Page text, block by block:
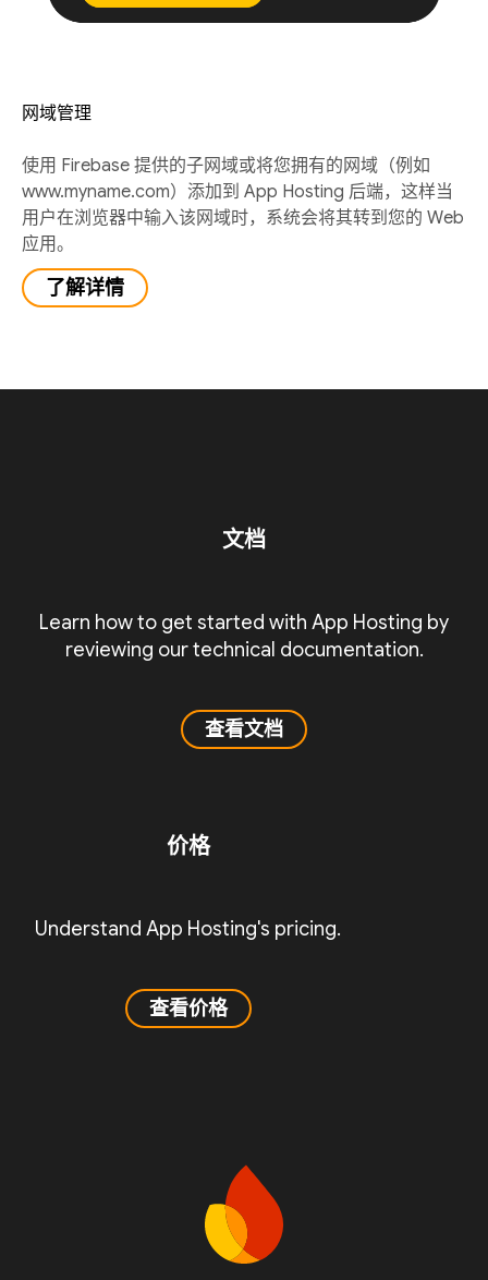
网域管理
使用 Firebase 提供的子网域或将您拥有的网域（例如
www.myname.com）添加到 App Hosting 后端，这样当
用户在浏览器中输入该网域时，系统会将其转到您的 Web
应用。
了解详情
文档
Learn how to get started with App Hosting by
reviewing our technical documentation.
查看文档
价格
Understand App Hosting's pricing.
查看价格